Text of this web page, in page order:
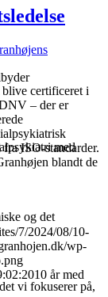
med
og det
vi fokuserer på,
certificeret i
– der er
ISO-standarder.
blandt de
7/2024/08/10-
wp-
10 år med